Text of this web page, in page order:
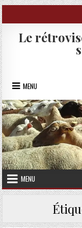
Skip to content
Le
MENU
MENU